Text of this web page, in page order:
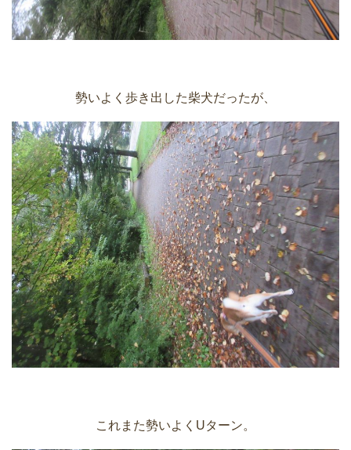
勢いよく歩き出した柴犬だったが、
これまた勢いよくUターン。